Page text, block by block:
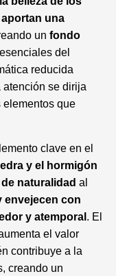
aportan una
un fondo
del
reducida
atención se dirija
elementos que
clave en el
y el hormigón
naturalidad al
envejecen con
y atemporal . El
el valor
contribuye a la
creando un